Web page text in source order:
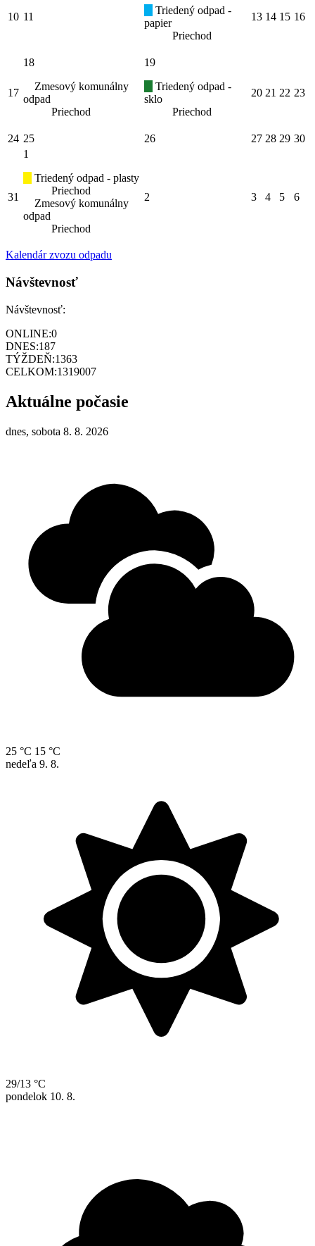
10 11
Triedený odpad -
papier
Priechod
13 14 15 16
17
18
Zmesový komunálny
odpad
Priechod
19
Triedený odpad -
sklo
Priechod
20 21 22 23
24 25 26 27 28 29 30
31
1
Triedený odpad - plasty
Priechod
Zmesový komunálny
odpad
Priechod
2 3 4 5 6
Kalendár zvozu odpadu
Návštevnosť
Návštevnosť:
ONLINE:0
DNES:187
TÝŽDEŇ:1363
CELKOM:1319007
Aktuálne počasie
dnes, sobota 8. 8. 2026
25 °C 15 °C
nedeľa 9. 8.
29/13 °C
pondelok 10. 8.